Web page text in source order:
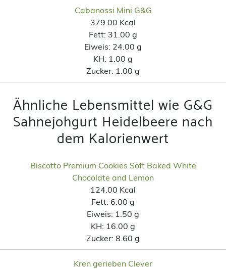
Cabanossi Mini G&G
379.00 Kcal
Fett: 31.00 g
Eiweis: 24.00 g
KH: 1.00 g
Zucker: 1.00 g
Ähnliche Lebensmittel wie G&G
Sahnejohgurt Heidelbeere nach
dem Kalorienwert
Biscotto Premium Cookies Soft Baked White
Chocolate and Lemon
124.00 Kcal
Fett: 6.00 g
Eiweis: 1.50 g
KH: 16.00 g
Zucker: 8.60 g
Kren gerieben Clever